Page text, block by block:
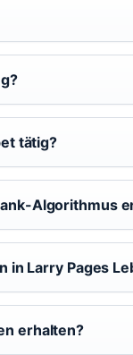
tätig?
Algorithmus
in Larry Pages
erhalten?